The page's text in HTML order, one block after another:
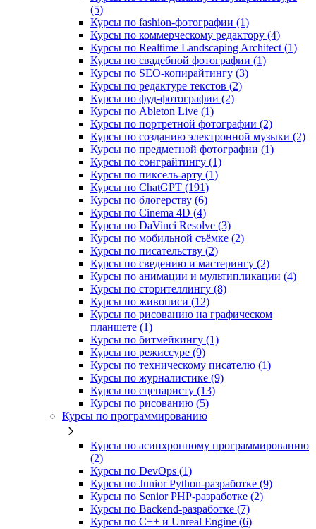
(5)
Курсы по fashion-фотографии (1)
Курсы по коммерческому редактору (4)
Курсы по Realtime Landscaping Architect (1)
Курсы по свадебной фотографии (1)
Курсы по SEO-копирайтингу (3)
Курсы по редактуре текстов (2)
Курсы по фуд-фотографии (2)
Курсы по Ableton Live (1)
Курсы по портретной фотографии (2)
Курсы по созданию электронной музыки (2)
Курсы по предметной фотографии (1)
Курсы по сонграйтингу (1)
Курсы по пиксель-арту (1)
Курсы по ChatGPT (191)
Курсы по блогерству (6)
Курсы по Cinema 4D (4)
Курсы по DaVinci Resolve (3)
Курсы по мобильной съёмке (2)
Курсы по писательству (2)
Курсы по сведению и мастерингу (2)
Курсы по анимации и мультипликации (4)
Курсы по сторителлингу (8)
Курсы по живописи (12)
Курсы по рисованию на графическом
планшете (1)
Курсы по битмейкингу (1)
Курсы по режиссуре (9)
Курсы по техническому писателю (1)
Курсы по журналистике (9)
Курсы по сценаристу (13)
Курсы по рисованию (5)
Курсы по программированию
Курсы по асинхронному программированию
(2)
Курсы по DevOps (1)
Курсы по Junior Python-разработке (9)
Курсы по Senior PHP-разработке (2)
Курсы по Backend‑разработке (7)
Курсы по C++ и Unreal Engine (6)